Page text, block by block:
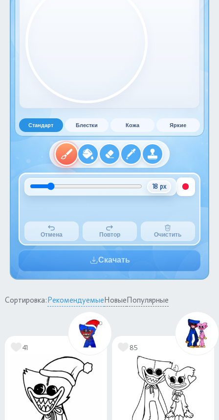
Стандарт Блестки Кожа Яркие
18 px
Отмена Повтор Очистить
Скачать
Сортировка:РекомендуемыеНовыеПопулярные
41 85